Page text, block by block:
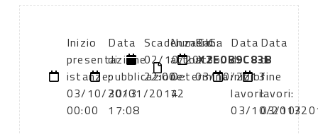
Inizio
presentazione
istanze:
03/10/2013
00:00
Data
di
pubblicazione:
30/01/2014
17:08
Scadenza:
02/10/2013
22:00
Numero
atto:
Determina
72
Data
atto:
03/10/2013
CIG:
X2E0B9C83B
Data
di
inizio
lavori:
03/10/2013
Data
di
fine
lavori:
03/10/